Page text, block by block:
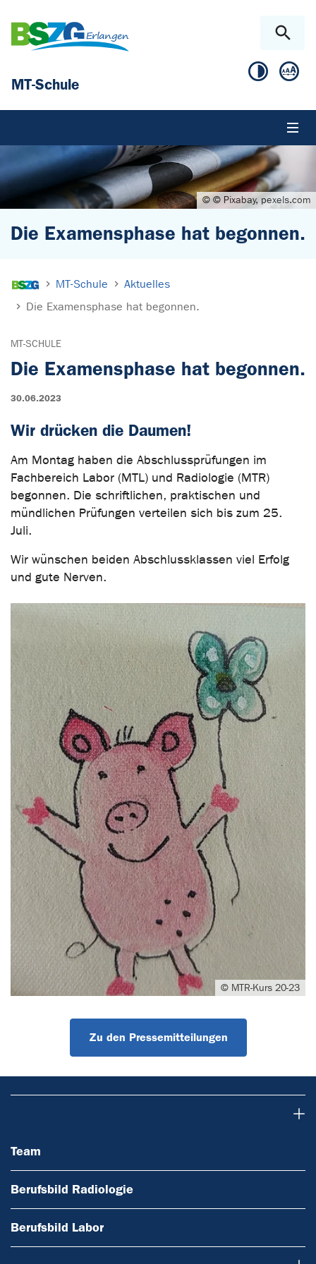
MT-Schule
© © Pixabay, pexels.com
Die Examensphase hat begonnen.
MT-Schule
Aktuelles
Die Examensphase hat begonnen.
MT-SCHULE
Die Examensphase hat begonnen.
30.06.2023
Wir drücken die Daumen!
Am Montag haben die Abschlussprüfungen im
Fachbereich Labor (MTL) und Radiologie (MTR)
begonnen. Die schriftlichen, praktischen und
mündlichen Prüfungen verteilen sich bis zum 25.
Juli.
Wir wünschen beiden Abschlussklassen viel Erfolg
und gute Nerven.
© MTR-Kurs 20-23
Zu den Pressemitteilungen
Team
Berufsbild Radiologie
Berufsbild Labor